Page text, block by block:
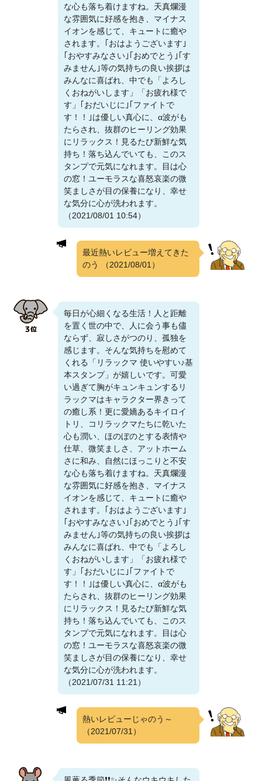
な心も落ち着けますね。天真爛漫
な雰囲気に好感を抱き、マイナス
イオンを感じて、キュートに癒や
されます。｢おはようございます｣
｢おやすみなさい｣｢おめでとう｣｢す
みません｣等の気持ちの良い挨拶は
みんなに喜ばれ、中でも「よろし
くおねがいします」「お疲れ様で
す」｢おだいじに｣｢ファイトで
す！！｣は優しい真心に、α波がも
たらされ、抜群のヒーリング効果
にリラックス！見るたび新鮮な気
持ち！落ち込んでいても、このス
タンプで元気になれます。目は心
の窓！ユーモラスな喜怒哀楽の微
笑ましさが目の保養になり、幸せ
な気分に心が洗われます。
（2021/08/01 10:54）
最近熱いレビュー増えてきた
のう
（2021/08/01）
毎日が心細くなる生活！人と距離
を置く世の中で、人に会う事も儘
ならず、寂しさがつのり、孤独を
感じます。そんな気持ちを慰めて
くれる「リラックマ 使いやすい♪基
本スタンプ」が嬉しいです。可愛
い過ぎて胸がキュンキュンするリ
ラックマはキャラクター界きって
の癒し系！更に愛嬌あるキイロイ
トリ、コリラックマたちに乾いた
心も潤い、ほのぼのとする表情や
仕草、微笑ましさ、アットホーム
さに和み、自然にほっこりと不安
な心も落ち着けますね。天真爛漫
な雰囲気に好感を抱き、マイナス
イオンを感じて、キュートに癒や
されます。｢おはようございます｣
｢おやすみなさい｣｢おめでとう｣｢す
みません｣等の気持ちの良い挨拶は
みんなに喜ばれ、中でも「よろし
くおねがいします」「お疲れ様で
す」｢おだいじに｣｢ファイトで
す！！｣は優しい真心に、α波がも
たらされ、抜群のヒーリング効果
にリラックス！見るたび新鮮な気
持ち！落ち込んでいても、このス
タンプで元気になれます。目は心
の窓！ユーモラスな喜怒哀楽の微
笑ましさが目の保養になり、幸せ
な気分に心が洗われます。
（2021/07/31 11:21）
熱いレビューじゃのう～
（2021/07/31）